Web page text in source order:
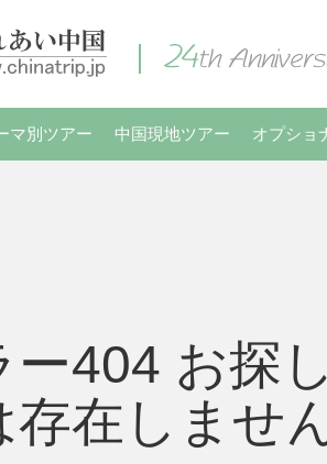
マ別ツアー 中国現地ツアー オプショ
ー404 お探
存在しませ